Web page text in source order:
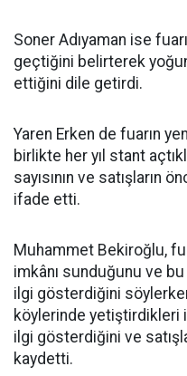
Soner Adıyaman ise
geçtiğini belirterek
ettiğini dile getirdi.
Yaren Erken de fuarın
birlikte her yıl stant
sayısının ve satışların
ifade etti.
Muhammet Bekiroğlu,
imkânı sunduğunu ve
ilgi gösterdiğini
köylerinde yetiştirdikleri
ilgi gösterdiğini ve
kaydetti.